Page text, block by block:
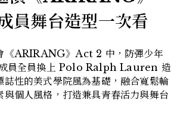
員舞台造型一次看
《ARIRANG》Act 2 中，防彈少年
員全員換上 Polo Ralph Lauren 造
誌性的美式學院風為基礎，融合寬鬆輪
與個人風格，打造兼具青春活力與舞台